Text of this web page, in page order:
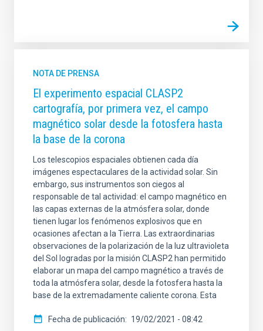
NOTA DE PRENSA
El experimento espacial CLASP2
cartografía, por primera vez, el campo
magnético solar desde la fotosfera hasta
la base de la corona
Los telescopios espaciales obtienen cada día
imágenes espectaculares de la actividad solar. Sin
embargo, sus instrumentos son ciegos al
responsable de tal actividad: el campo magnético en
las capas externas de la atmósfera solar, donde
tienen lugar los fenómenos explosivos que en
ocasiones afectan a la Tierra. Las extraordinarias
observaciones de la polarización de la luz ultravioleta
del Sol logradas por la misión CLASP2 han permitido
elaborar un mapa del campo magnético a través de
toda la atmósfera solar, desde la fotosfera hasta la
base de la extremadamente caliente corona. Esta
Fecha de publicación 19/02/2021 - 08:42